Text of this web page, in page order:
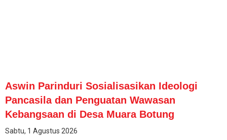
Aswin Parinduri Sosialisasikan Ideologi
Pancasila dan Penguatan Wawasan
Kebangsaan di Desa Muara Botung
Sabtu, 1 Agustus 2026